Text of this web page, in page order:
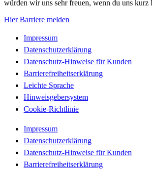
würden wir uns sehr freuen, wenn du uns kurz
Hier Barriere melden
Impressum
Datenschutzerklärung
Datenschutz-Hinweise für Kunden
Barrierefreiheitserklärung
Leichte Sprache
Hinweisgebersystem
Cookie-Richtlinie
Impressum
Datenschutzerklärung
Datenschutz-Hinweise für Kunden
Barrierefreiheitserklärung